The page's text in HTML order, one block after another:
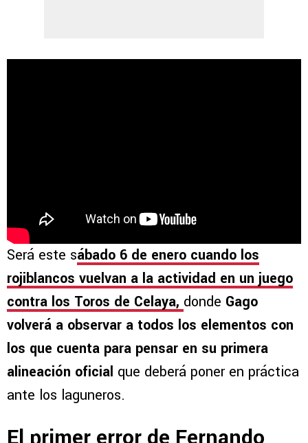
Será este sábado 6 de enero cuando los
rojiblancos vuelvan a la actividad en un juego
contra los Toros de Celaya, donde Gago
volverá a observar a todos los elementos con
los que cuenta para pensar en su primera
alineación oficial que deberá poner en práctica
ante los laguneros.